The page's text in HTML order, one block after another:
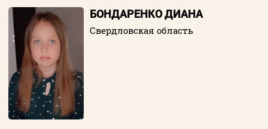
БОНДАРЕНКО ДИАНА
Свердловская область